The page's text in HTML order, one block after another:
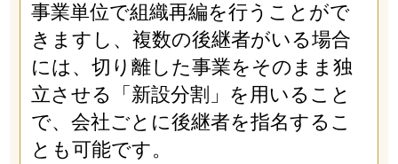
事業単位で組織再編を行うことがで
きますし、複数の後継者がいる場合
には、切り離した事業をそのまま独
立させる「新設分割」を用いること
で、会社ごとに後継者を指名するこ
とも可能です。